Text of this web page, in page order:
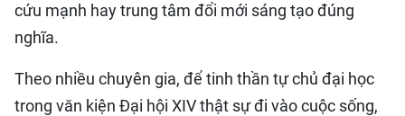
cứu mạnh hay trung tâm đổi mới sáng tạo đúng
nghĩa.
Theo nhiều chuyên gia, để tinh thần tự chủ đại học
trong văn kiện Đại hội XIV thật sự đi vào cuộc sống,